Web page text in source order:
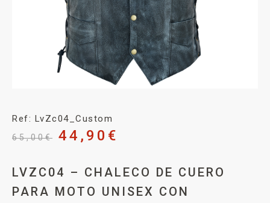
Ref: LvZc04_Custom
65,00€ 44,90 €
LVZC04 – CHALECO DE CUERO
PARA MOTO UNISEX CON